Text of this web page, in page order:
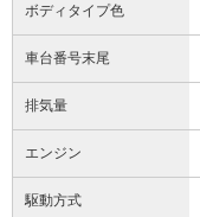
ボディタイプ色
車台番号末尾
排気量
エンジン
駆動方式